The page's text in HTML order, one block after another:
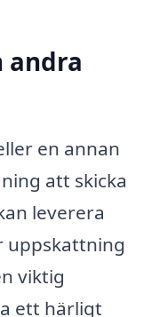
andra
en annan
att skicka
leverera
uppskattning
viktig
ett härligt